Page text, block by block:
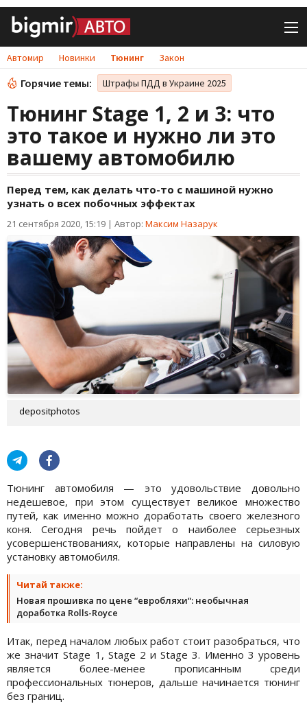
Автомир Новинки Тюнинг Закон
Горячие темы: Штрафы ПДД в Украине 2025
Тюнинг Stage 1, 2 и 3: что
это такое и нужно ли это
вашему автомобилю
Перед тем, как делать что-то с машиной нужно
узнать о всех побочных эффектах
21 сентября 2020, 15:19 | Автор: Максим Назарук
depositphotos
Тюнинг автомобиля — это удовольствие довольно
недешевое, при этом существует великое множество
путей, как именно можно доработать своего железного
коня. Сегодня речь пойдет о наиболее серьезных
усовершенствованиях, которые направлены на силовую
установку автомобиля.
Читай также:
Новая прошивка по цене “евробляхи“: необычная
доработка Rolls-Royce
Итак, перед началом любых работ стоит разобраться, что
же значит Stage 1, Stage 2 и Stage 3. Именно 3 уровень
является более-менее прописанным среди
профессиональных тюнеров, дальше начинается тюнинг
без границ.